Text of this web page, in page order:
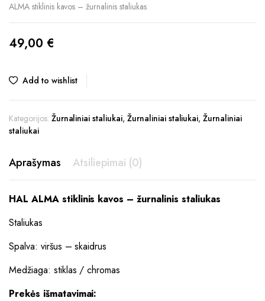
ALMA stiklinis kavos – žurnalinis staliukas
49,00 €
Add to wishlist
Kategorijos: Žurnaliniai staliukai, Žurnaliniai staliukai,Žurnaliniai
staliukai
Aprašymas Atsiliepimai (0)
HAL ALMA stiklinis kavos – žurnalinis staliukas
Staliukas
Spalva: viršus – skaidrus
Medžiaga: stiklas / chromas
Prekės išmatavimai: